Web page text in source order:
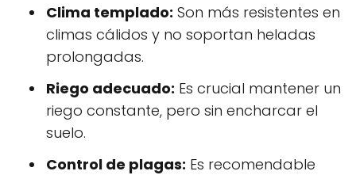
Clima templado: Son más resistentes en
climas cálidos y no soportan heladas
prolongadas.
Riego adecuado: Es crucial mantener un
riego constante, pero sin encharcar el
suelo.
Control de plagas: Es recomendable